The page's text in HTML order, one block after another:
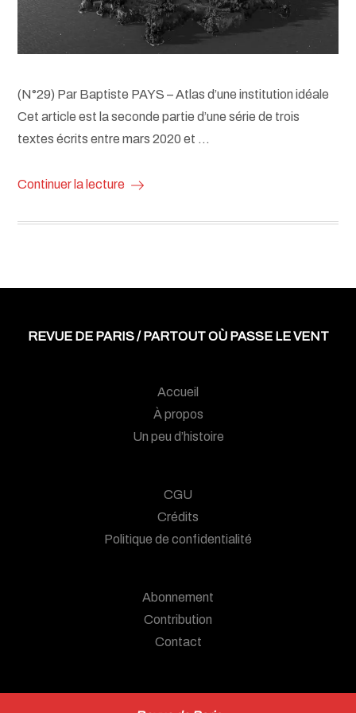
(N°29) Par Baptiste PAYS – Atlas d’une institution idéale
Cet article est la seconde partie d’une série de trois
textes écrits entre mars 2020 et …
Continuer la lecture
REVUE DE PARIS / PARTOUT OÙ PASSE LE VENT
Accueil
À propos
Un peu d’histoire
CGU
Crédits
Politique de confidentialité
Abonnement
Contribution
Contact